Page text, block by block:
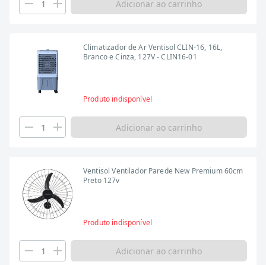
Adicionar ao carrinho
Climatizador de Ar Ventisol CLIN-16, 16L,
Branco e Cinza, 127V - CLIN16-01
Produto indisponível
Adicionar ao carrinho
Ventisol Ventilador Parede New Premium 60cm
Preto 127v
Produto indisponível
Adicionar ao carrinho